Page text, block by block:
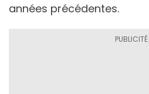
années précédentes.